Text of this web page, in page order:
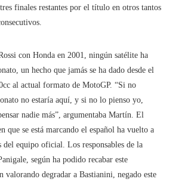
finales restantes por el título en otros tantos
con Honda en 2001, ningún satélite ha
un hecho que jamás se ha dado desde el
al actual formato de MotoGP. “Si no
no estaría aquí, y si no lo pienso yo,
nadie más”, argumentaba Martín. El
que se está marcando el español ha vuelto a
del equipo oficial. Los responsables de la
según ha podido recabar este
valorando degradar a Bastianini, negado este